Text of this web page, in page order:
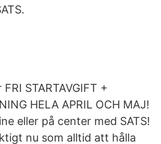
STARTAVGIFT +
HELA APRIL OCH MAJ!
eller på center med SATS!
nu som alltid att hålla